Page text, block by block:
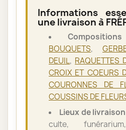
Informations
une livraison à
BOUQUETS,
DEUIL, RAQUETTES
CROIX ET COEURS
COURONNES DE
COUSSINS DE
Lieux de
culte,